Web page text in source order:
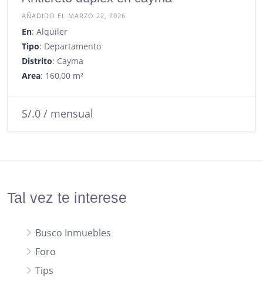
AÑADIDO EL MARZO 22, 2026
En: Alquiler
Tipo: Departamento
Distrito: Cayma
Area: 160,00 m²
S/.0 / mensual
Tal vez te interese
Busco Inmuebles
Foro
Tips